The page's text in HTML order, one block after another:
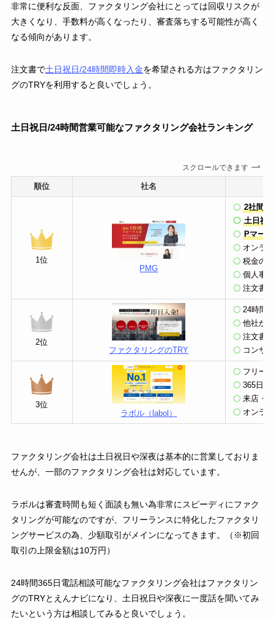
非常に便利な反面、ファクタリング会社にとっては回収リスクが
大きくなり、手数料が高くなったり、審査落ちする可能性が高く
なる傾向があります。
注文書で土日祝日/24時間即時入金を希望される方はファクタリン
グのTRYを利用すると良いでしょう。
土日祝日/24時間営業可能なファクタリング会社ランキング
スクロールできます
順位 社名
1位
PMG
2社間/3
土日祝
Pマー
オンラ
税金の
個人事
注文書
2位
ファクタリングのTRY
24時間
他社か
注文書
コンサ
3位
ラボル（labol）
フリー
365日
来店・
オンラ
ファクタリング会社は土日祝日や深夜は基本的に営業しておりま
せんが、一部のファクタリング会社は対応しています。
ラボルは審査時間も短く面談も無い為非常にスピーディにファク
タリングが可能なのですが、フリーランスに特化したファクタリ
ングサービスの為、少額取引がメインになってきます。（※初回
取引の上限金額は10万円）
24時間365日電話相談可能なファクタリング会社はファクタリン
グのTRYとえんナビになり、土日祝日や深夜に一度話を聞いてみ
たいという方は相談してみると良いでしょう。